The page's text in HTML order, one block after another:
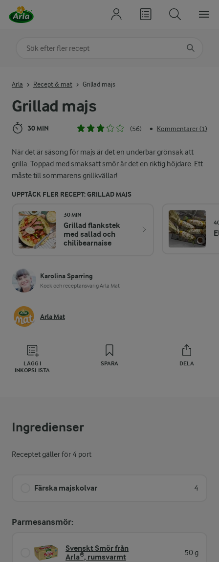
Grillad majs
30 MIN (56) • Kommentarer (1)
När det är säsong för majs är det en underbar grönsak att
grilla. Toppad med smaksatt smör är det en riktig höjdare. Ett
måste till sommarens grillkvällar!
UPPTÄCK FLER RECEPT: GRILLAD MAJS
30 MIN
Grillad flankstek
med sallad och
chilibearnaise
Karolina Sparring
Kock och receptansvarig Arla Mat
Arla Mat
LÄGG I
INKÖPSLISTA
SPARA DELA
Arla Recept & mat Grillad majs
Ingredienser
Receptet gäller för 4 port
Färska majskolvar 4
Parmesansmör:
Svenskt Smör från
Arla®, rumsvarmt
50 g
Sök på kategori eller ingrediens